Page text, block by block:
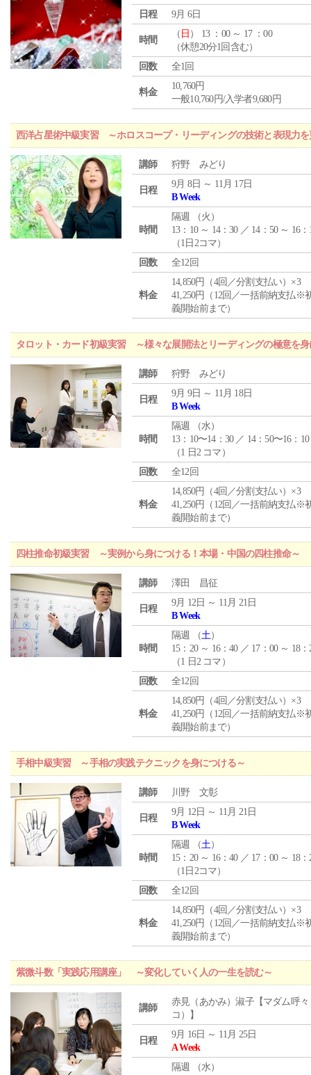
日程 9月 6日
時間
（ 日 ） 13 ：00 ～ 17 ：00
（休憩20分1回含む）
回数
全1回
料金
10,760円
一般10,760円/入学者9,680円
西洋占星術中級実習 ～ホロスコープ・リーディングの技術と表現力
講師 狩野 みどり
日程
9月 8日 ～ 11月 17日
B Week
時間
隔週 （火 ）
13：10 ～ 14：30 ／ 14：50 ～ 16：
（1日2コマ）
回数
全12回
料金
14,850円（4回／分割支払い）×3
41,250円（12回／一括前納支払※
義開始前まで）
タロット・カード初級実習 ～様々な展開法とリーディングの極意を身
講師 狩野 みどり
日程
9月 9日 ～ 11月 18日
B Week
時間
隔週 （水）
13：10〜14：30 ／ 14：50〜16：10
（1 日2 コマ）
回数
全12回
料金
14,850円（4回／分割支払い）×3
41,250円（12回／一括前納支払※
義開始前まで）
四柱推命初級実習 ～実例から身につける！本場・中国の四柱推命～
講師 澤田 昌征
日程
9月 12日 ～ 11月 21日
B Week
時間
隔週 （土）
15：20 ～ 16：40 ／ 17：00 ～ 18：
（1 日2 コマ）
回数
全12回
料金
14,850円（4回／分割支払い）×3
41,250円（12回／一括前納支払※
義開始前まで）
手相中級実習 ～手相の実践テクニックを身につける～
講師 川野 文彰
日程
9月 12日 ～ 11月 21日
B Week
時間
隔週 （土）
15：20 ～ 16：40 ／ 17：00 ～ 18：
（1日2コマ）
回数
全12回
料金
14,850円（4回／分割支払い）×3
41,250円（12回／一括前納支払※
義開始前まで）
紫微斗数「実践応用講座」 ～変化していく人の一生を読む～
講師
赤見（あかみ）淑子【マダム呼々
コ）】
日程
9月 16日 ～ 11月 25日
A Week
隔週 （水）